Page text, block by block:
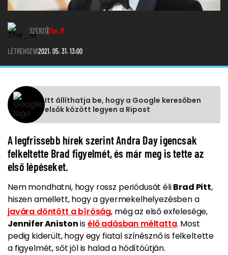
SZERZŐThe_M
LÉTREHOZVA2021. 05. 31. 13:00
Itt állíthatja be, hogy a Google keresőben
elsők között legyen a Ripost
A legfrissebb hírek szerint Andra Day igencsak
felkeltette Brad figyelmét, és már meg is tette az
első lépéseket.
Nem mondhatni, hogy rossz periódusát éliBrad Pitt,
hiszen amellett, hogy a gyermekelhelyezésben a
javára döntött a bíróság, még az első exfelesége,
Jennifer Anistonisélő adásban méltatta. Most
pedig kiderült, hogy egy fiatal színésznő is felkeltette
a figyelmét, sőt jól is halad a hódítóútján.